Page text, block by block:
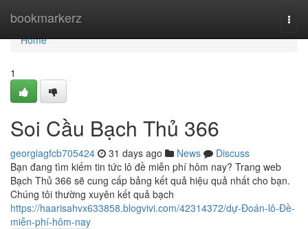
bookmarkerz
Home
Home
1
Soi Cầu Bạch Thủ 366
georgiagfcb705424 31 days ago News
Discuss
Bạn đang tìm kiếm tin tức lô đề miễn phí hôm nay? Trang web
Bạch Thủ 366 sẽ cung cấp bảng kết quả hiệu quả nhất cho bạn.
Chúng tôi thường xuyên kết quả bạch
https://haarisahvx633858.blogvivi.com/42314372/dự-Đoán-lô-Đề-
miễn-phí-hôm-nay